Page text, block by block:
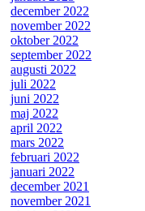
december 2022
november 2022
oktober 2022
september 2022
augusti 2022
juli 2022
juni 2022
maj 2022
april 2022
mars 2022
februari 2022
januari 2022
december 2021
november 2021